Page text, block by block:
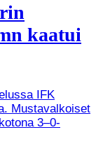
kaatui
IFK
Mustavalkoiset
3–0-